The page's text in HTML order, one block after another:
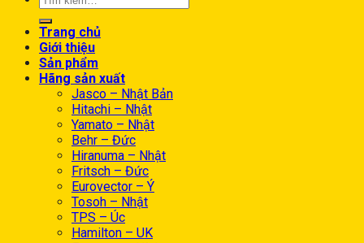
Trang chủ
Giới thiệu
Sản phẩm
Hãng sản xuất
Jasco – Nhật Bản
Hitachi – Nhật
Yamato – Nhật
Behr – Đức
Hiranuma – Nhật
Fritsch – Đức
Eurovector – Ý
Tosoh – Nhật
TPS – Úc
Hamilton – UK